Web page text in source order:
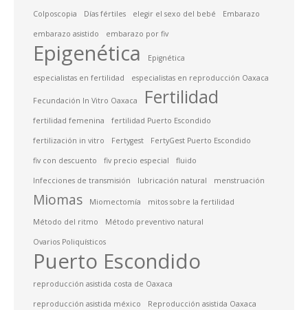
Colposcopia Días fértiles elegir el sexo del bebé Embarazo
embarazo asistido embarazo por fiv
Epigenética Epignética
especialistas en fertilidad especialistas en reproducción Oaxaca
Fecundación In Vitro Oaxaca Fertilidad
fertilidad femenina fertilidad Puerto Escondido
fertilización in vitro Fertygest FertyGest Puerto Escondido
fiv con descuento fiv precio especial fluido
Infecciones de transmisión lubricación natural menstruación
Miomas Miomectomía mitos sobre la fertilidad
Método del ritmo Método preventivo natural
Ovarios Poliquísticos
Puerto Escondido
reproducción asistida costa de Oaxaca
reproducción asistida méxico Reproducción asistida Oaxaca